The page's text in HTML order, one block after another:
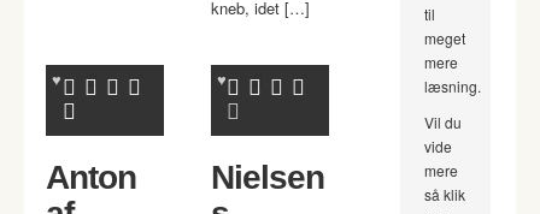
kneb, idet […]
Anton
Nielsen
til
meget
mere
læsning.
Vil du
vide
mere
så klik